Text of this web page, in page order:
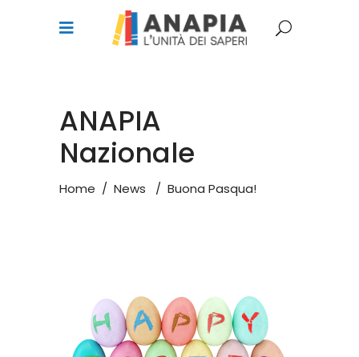
ANAPIA
Nazionale
Home / News / Buona Pasqua!